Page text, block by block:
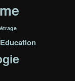
Education